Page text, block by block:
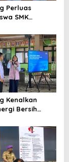
Perluas
SMK
Kenalkan
Bersih